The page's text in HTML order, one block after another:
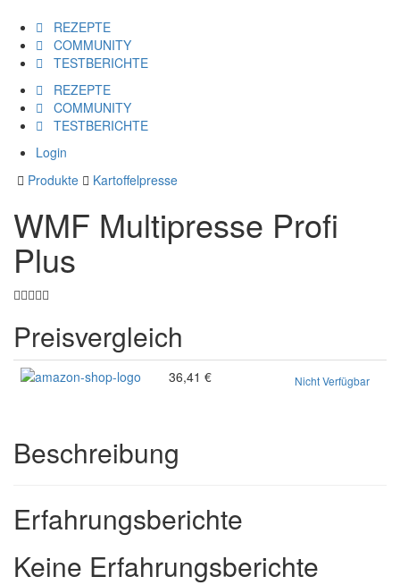
REZEPTE
COMMUNITY
TESTBERICHTE
REZEPTE
COMMUNITY
TESTBERICHTE
Login
Produkte
Kartoffelpresse
WMF Multipresse Profi
Plus
Preisvergleich
36,41 € Nicht Verfügbar
Beschreibung
Erfahrungsberichte
Keine Erfahrungsberichte